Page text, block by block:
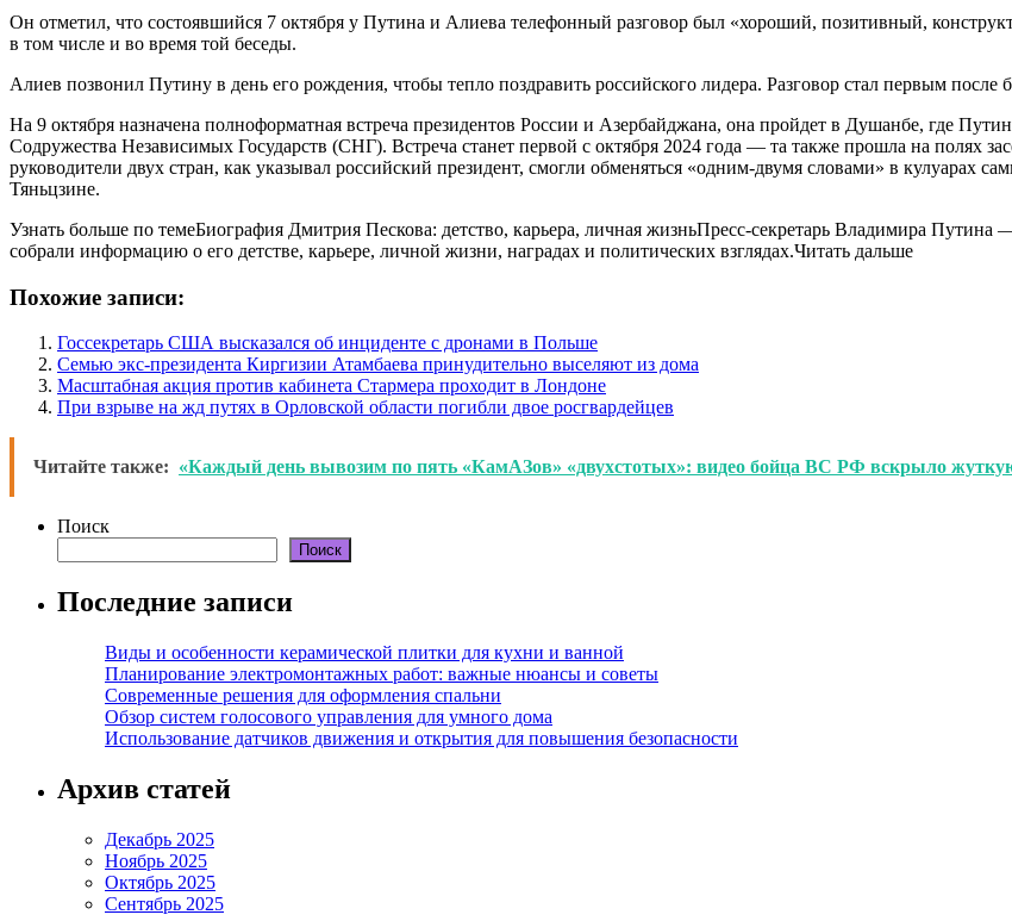
Он отметил, что состоявшийся 7 октября у Путина и Алиева телефонный разговор был «хороший, позитивный,
в том числе и во время той беседы.
Алиев позвонил Путину в день его рождения, чтобы тепло поздравить российского лидера. Разговор стал первым после
На 9 октября назначена полноформатная встреча президентов России и Азербайджана, она пройдет в Душанбе, где
Содружества Независимых Государств (СНГ). Встреча станет первой с октября 2024 года — та также прошла на полях
руководители двух стран, как указывал российский президент, смогли обменяться «одним-двумя словами» в кулуарах
Тяньцзине.
Узнать больше по темеБиография Дмитрия Пескова: детство, карьера, личная жизньПресс-секретарь Владимира
собрали информацию о его детстве, карьере, личной жизни, наградах и политических взглядах.Читать дальше
Похожие записи:
Госсекретарь США высказался об инциденте с дронами в Польше
Семью экс-президента Киргизии Атамбаева принудительно выселяют из дома
Масштабная акция против кабинета Стармера проходит в Лондоне
При взрыве на жд путях в Орловской области погибли двое росгвардейцев
Читайте также: «Каждый день вывозим по пять «КамАЗов» «двухстотых»: видео бойца ВС РФ вскрыло
Поиск
Поиск
Последние записи
Виды и особенности керамической плитки для кухни и ванной
Планирование электромонтажных работ: важные нюансы и советы
Современные решения для оформления спальни
Обзор систем голосового управления для умного дома
Использование датчиков движения и открытия для повышения безопасности
Архив статей
Декабрь 2025
Ноябрь 2025
Октябрь 2025
Сентябрь 2025